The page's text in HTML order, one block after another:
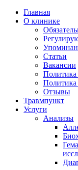
Главная
О клинике
Статьи
Вакансии
Политика
Политика
Отзывы
Травмпункт
Услуги
Анализы